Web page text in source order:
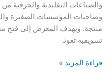
والصناعات التقليدية والحرفية
منتجة. ويهدف المعرض إلى فتح
تسويقية تعود
افتتاح
قراءة المزيد »